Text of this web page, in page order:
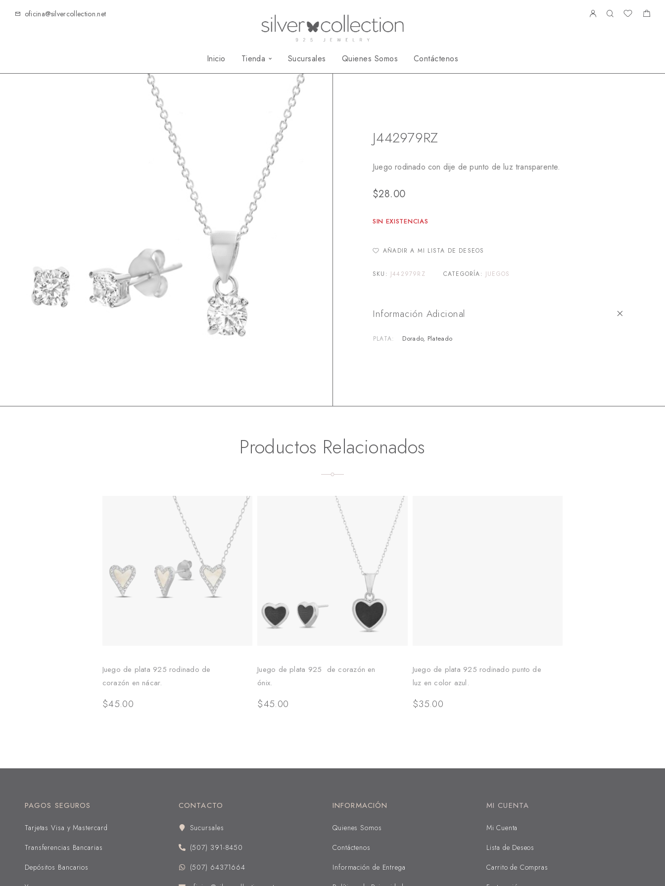
oficina@silvercollection.net
Inicio Tienda Sucursales Quienes Somos Contáctenos
J442979RZ
Juego rodinado con dije de punto de luz transparente.
$28.00
SIN EXISTENCIAS
AÑADIR A MI LISTA DE DESEOS
SKU: J442979RZ CATEGORÍA: JUEGOS
Información Adicional
PLATA Dorado, Plateado
Productos Relacionados
Juego de plata 925 rodinado de
corazón en nácar.
$45.00
Juego de plata 925 de corazón en
ónix.
$45.00
Juego de plata 925 rodinado punto de
luz en color azul.
$35.00
PAGOS SEGUROS
Tarjetas Visa y Mastercard
Transferencias Bancarias
Depósitos Bancarios
CONTACTO
Sucursales
(507) 391-8450
(507) 64371664
INFORMACIÓN
Quienes Somos
Contáctenos
Información de Entrega
MI CUENTA
Mi Cuenta
Lista de Deseos
Carrito de Compras